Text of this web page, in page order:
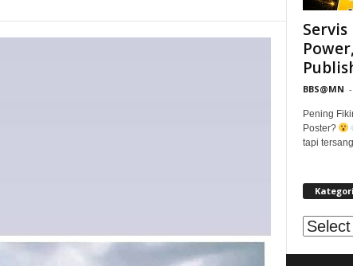
BBS@MN -
Pening
Poster?
tapi
Kategori